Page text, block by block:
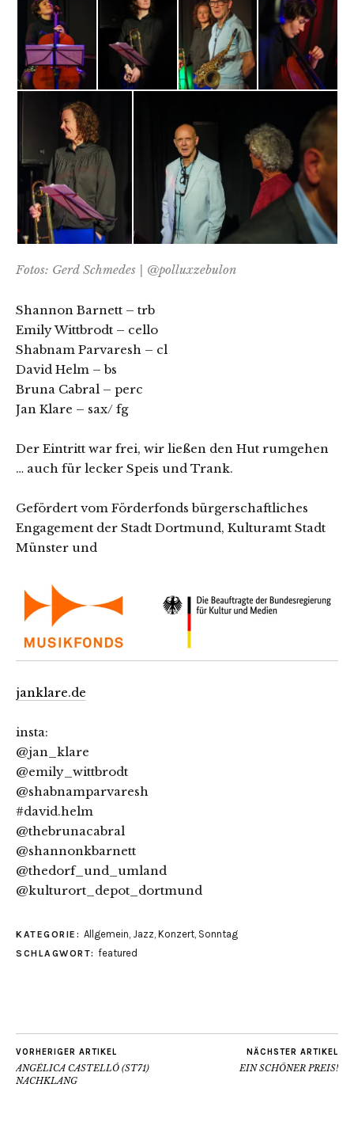
Fotos: Gerd Schmedes | @polluxzebulon
Shannon Barnett – trb
Emily Wittbrodt – cello
Shabnam Parvaresh – cl
David Helm – bs
Bruna Cabral – perc
Jan Klare – sax/ fg
Der Eintritt war frei, wir ließen den Hut rumgehen
… auch für lecker Speis und Trank.
Gefördert vom Förderfonds bürgerschaftliches
Engagement der Stadt Dortmund, Kulturamt Stadt
Münster und
janklare.de
insta:
@jan_klare
@emily_wittbrodt
@shabnamparvaresh
#david.helm
@thebrunacabral
@shannonkbarnett
@thedorf_und_umland
@kulturort_depot_dortmund
KATEGORIE: Allgemein, Jazz, Konzert, Sonntag
SCHLAGWORT: featured
VORHERIGER ARTIKEL
ANGÉLICA CASTELLÓ (ST71)
NACHKLANG
NÄCHSTER ARTIKEL
EIN SCHÖNER PREIS!